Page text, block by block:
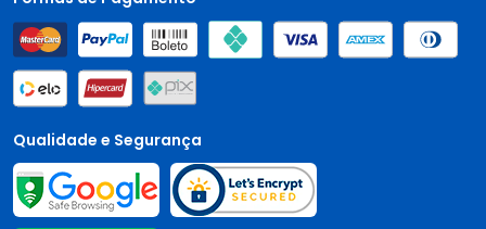
Qualidade e Segurança